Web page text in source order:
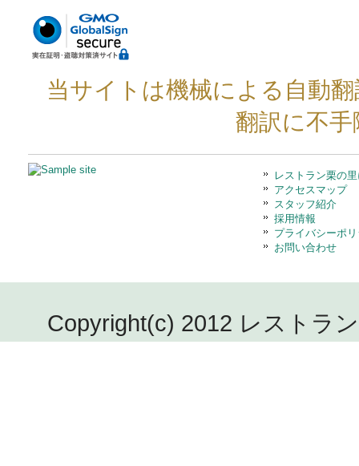
当サイトは機械による自動
翻訳に不
レストラン栗の
アクセスマップ
スタッフ紹介
採用情報
プライバシーポ
お問い合わせ
Copyright(c) 2012 レストラ